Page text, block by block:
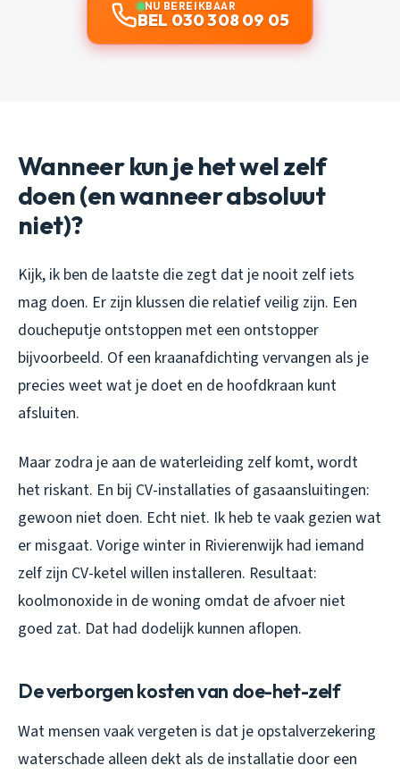
NU BEREIKBAAR
BEL 030 308 09 05
Wanneer kun je het wel zelf
doen (en wanneer absoluut
niet)?
Kijk, ik ben de laatste die zegt dat je nooit zelf iets
mag doen. Er zijn klussen die relatief veilig zijn. Een
doucheputje ontstoppen met een ontstopper
bijvoorbeeld. Of een kraanafdichting vervangen als je
precies weet wat je doet en de hoofdkraan kunt
afsluiten.
Maar zodra je aan de waterleiding zelf komt, wordt
het riskant. En bij CV-installaties of gasaansluitingen:
gewoon niet doen. Echt niet. Ik heb te vaak gezien wat
er misgaat. Vorige winter in Rivierenwijk had iemand
zelf zijn CV-ketel willen installeren. Resultaat:
koolmonoxide in de woning omdat de afvoer niet
goed zat. Dat had dodelijk kunnen aflopen.
De verborgen kosten van doe-het-zelf
Wat mensen vaak vergeten is dat je opstalverzekering
waterschade alleen dekt als de installatie door een